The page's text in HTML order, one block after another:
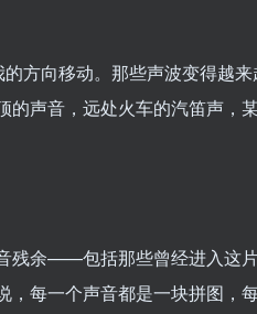
方向移动。那些声波变得越来
声音，远处火车的汽笛声，
残余——包括那些曾经进入这
每一个声音都是一块拼图，